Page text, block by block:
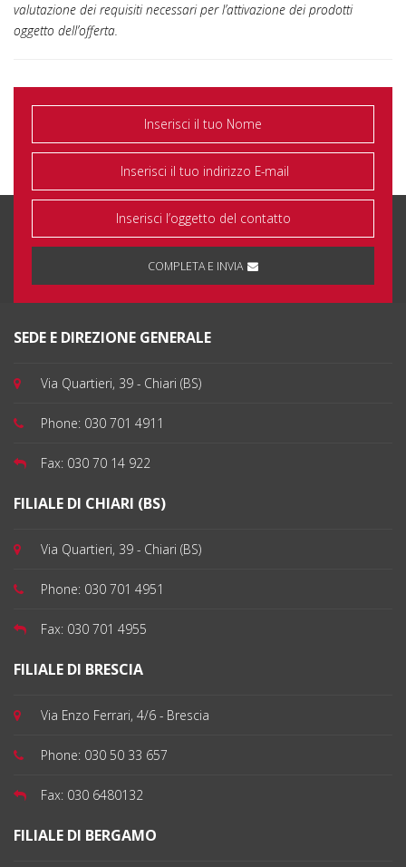
valutazione dei requisiti necessari per l’attivazione dei prodotti
oggetto dell’offerta.
TUTTO QUESTO ANCORA NON TI BASTA?
E INSIEMECOSTRUIREMO IL TUO
CONTO CORRENTE!
COMPLETA E INVIA
SEDE E DIREZIONE GENERALE
Via Quartieri, 39 - Chiari (BS)
Phone: 030 701 4911
Fax: 030 70 14 922
FILIALE DI CHIARI (BS)
Via Quartieri, 39 - Chiari (BS)
Phone: 030 701 4951
Fax: 030 701 4955
FILIALE DI BRESCIA
Via Enzo Ferrari, 4/6 - Brescia
Phone: 030 50 33 657
Fax: 030 6480132
FILIALE DI BERGAMO